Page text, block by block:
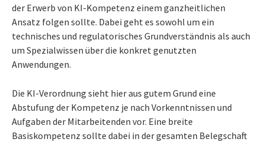
der Erwerb von KI-Kompetenz einem ganzheitlichen
Ansatz folgen sollte. Dabei geht es sowohl um ein
technisches und regulatorisches Grundverständnis als auch
um Spezialwissen über die konkret genutzten
Anwendungen.
Die KI-Verordnung sieht hier aus gutem Grund eine
Abstufung der Kompetenz je nach Vorkenntnissen und
Aufgaben der Mitarbeitenden vor. Eine breite
Basiskompetenz sollte dabei in der gesamten Belegschaft